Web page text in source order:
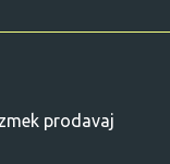
prodavaj